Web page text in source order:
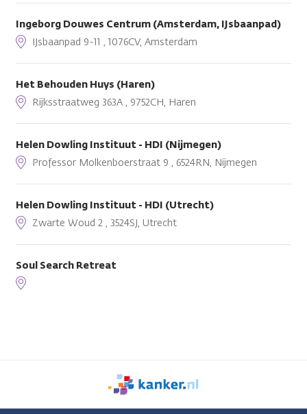
Ingeborg Douwes Centrum (Amsterdam, IJsbaanpad)
IJsbaanpad 9-11 , 1076CV, Amsterdam
Het Behouden Huys (Haren)
Rijksstraatweg 363A , 9752CH, Haren
Helen Dowling Instituut - HDI (Nijmegen)
Professor Molkenboerstraat 9 , 6524RN, Nijmegen
Helen Dowling Instituut - HDI (Utrecht)
Zwarte Woud 2 , 3524SJ, Utrecht
Soul Search Retreat
We
zijn